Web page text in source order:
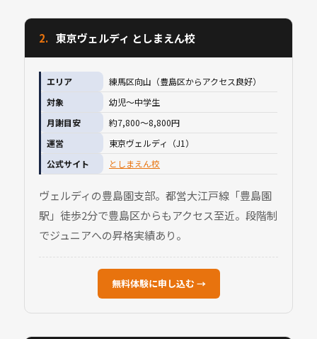
2. 東京ヴェルディ としまえん校
エリア
練馬区向山（豊島区からアクセス良好）
対象
幼児〜中学生
月謝目安
約7,800〜8,800円
運営
東京ヴェルディ（J1）
公式サイト
としまえん校
ヴェルディの豊島園支部。都営大江戸線「豊島園
駅」徒歩2分で豊島区からもアクセス至近。段階制
でジュニアへの昇格実績あり。
無料体験に申し込む →